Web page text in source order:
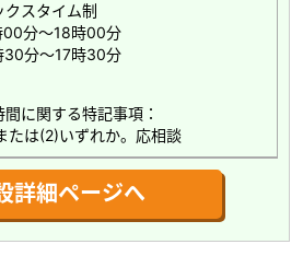
クスタイム制
00分～18時00分
30分～17時30分
間に関する特記事項：
たは(2)いずれか。応相談
詳細ページへ